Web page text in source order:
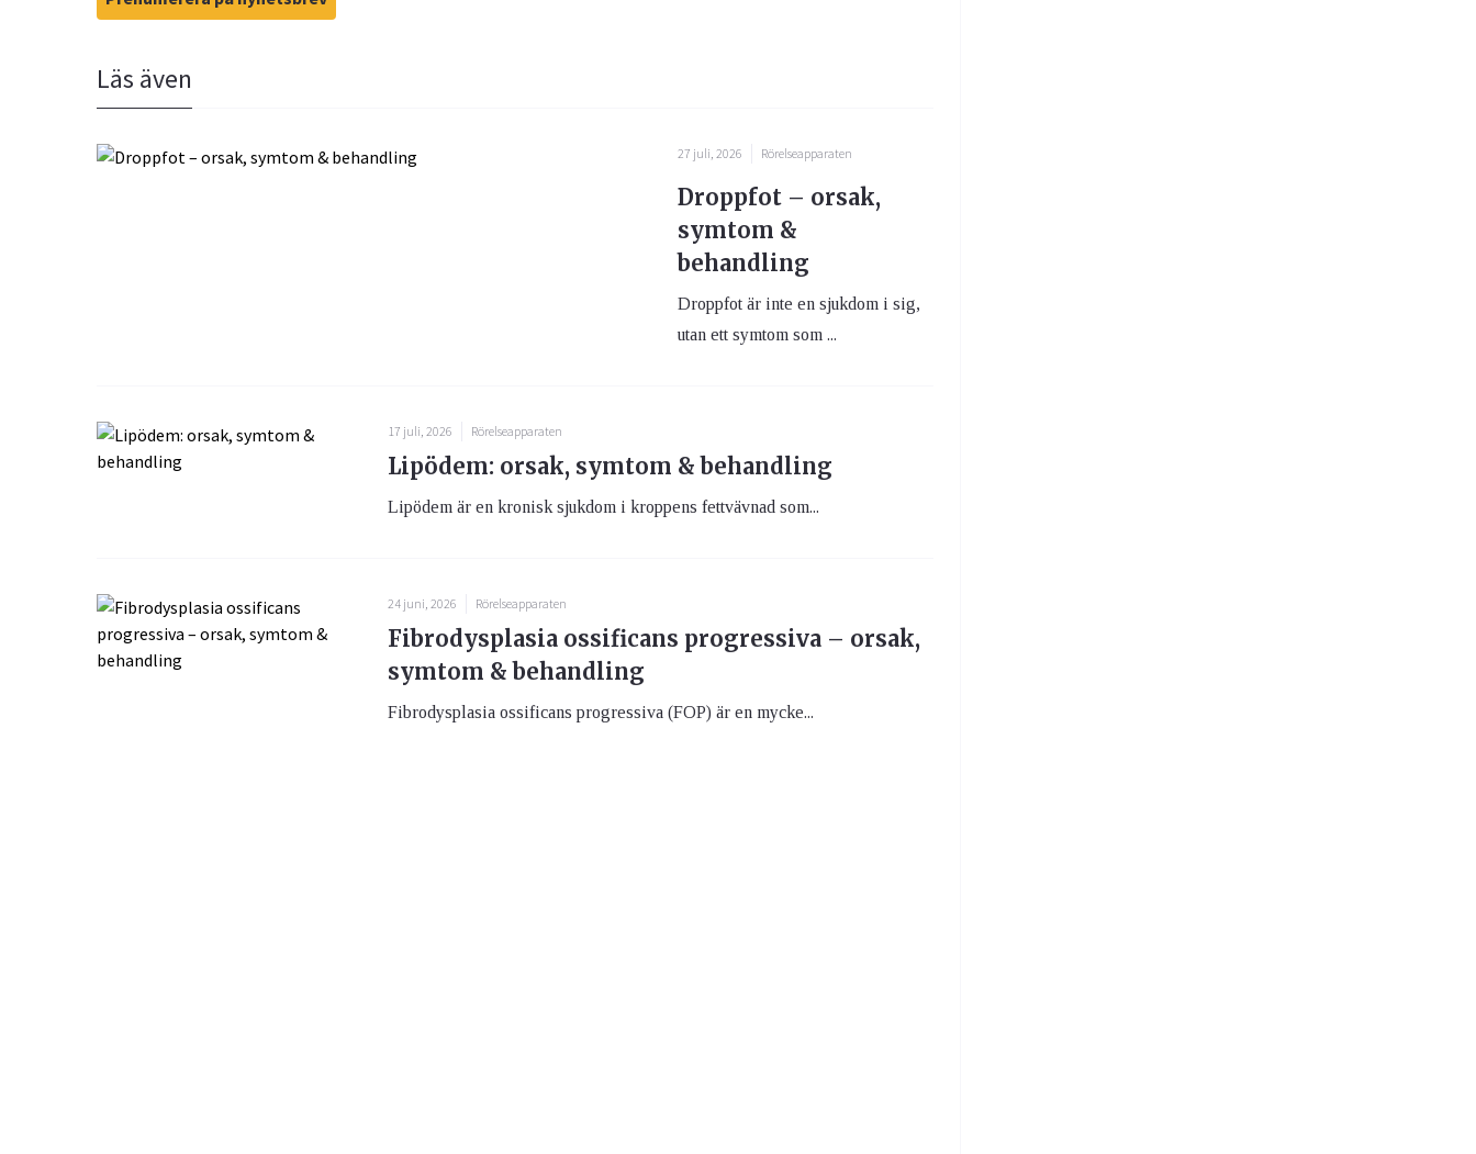
Läs även
27 juli, 2026 Rörelseapparaten
Droppfot – orsak,
symtom &
behandling
Droppfot är inte en sjukdom i sig,
utan ett symtom som ...
17 juli, 2026 Rörelseapparaten
Lipödem: orsak, symtom & behandling
Lipödem är en kronisk sjukdom i kroppens fettvävnad som...
24 juni, 2026 Rörelseapparaten
Fibrodysplasia ossificans progressiva – orsak,
symtom & behandling
Fibrodysplasia ossificans progressiva (FOP) är en mycke...